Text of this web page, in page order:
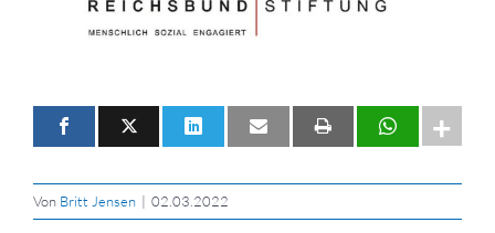
Von Britt Jensen | 02.03.2022